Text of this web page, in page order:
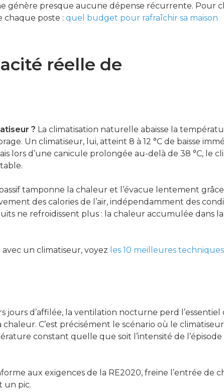
génère presque aucune dépense récurrente. Pour
chaque poste : quel budget pour rafraîchir sa maison
réelle de
? La climatisation naturelle abaisse la
Un climatiseur, lui, atteint 8 à 12 °C de baisse
lors d’une canicule prolongée au-delà de 38 °C, le
tamponne la chaleur et l’évacue lentement
des calories de l’air, indépendamment des
ne refroidissent plus : la chaleur accumulée dans
un climatiseur, voyez les 10 meilleures
d’affilée, la ventilation nocturne perd l’essentiel
C’est précisément le scénario où le climatiseur
constant quelle que soit l’intensité de l’épisode
aux exigences de la RE2020, freine l’entrée de
un pic.